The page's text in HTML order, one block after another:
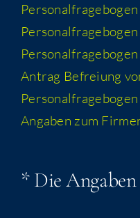
Antrag Befrei­ung
Anga­ben zum
* Die